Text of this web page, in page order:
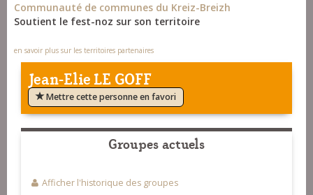
Communauté de communes du Kreiz-Breizh
Soutient le fest-noz sur son territoire
en savoir plus sur les territoires partenaires
Jean-Elie LE GOFF
Mettre cette personne en favori
Groupes actuels
Afficher l'historique des groupes